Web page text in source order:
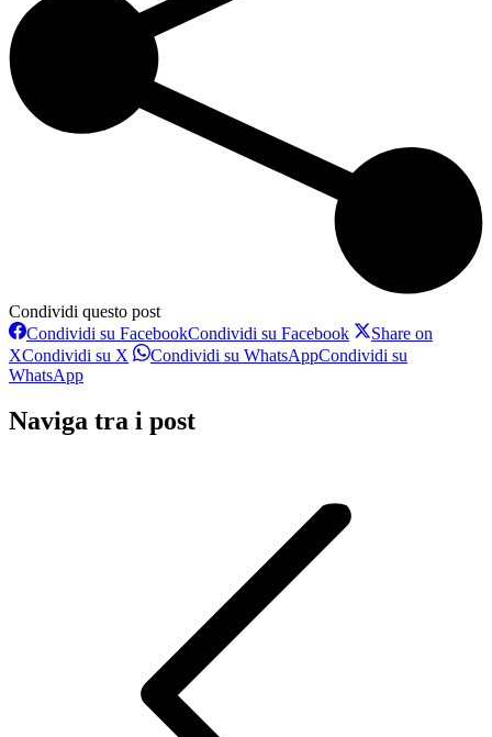
Condividi questo post
Condividi su FacebookCondividi su Facebook
Share on
XCondividi su X Condividi su WhatsAppCondividi su
WhatsApp
Naviga tra i post